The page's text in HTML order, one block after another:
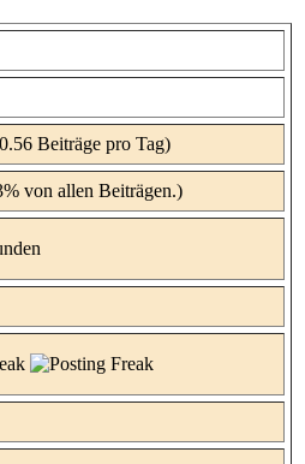
Beiträge pro Tag)
von allen Beiträgen.)